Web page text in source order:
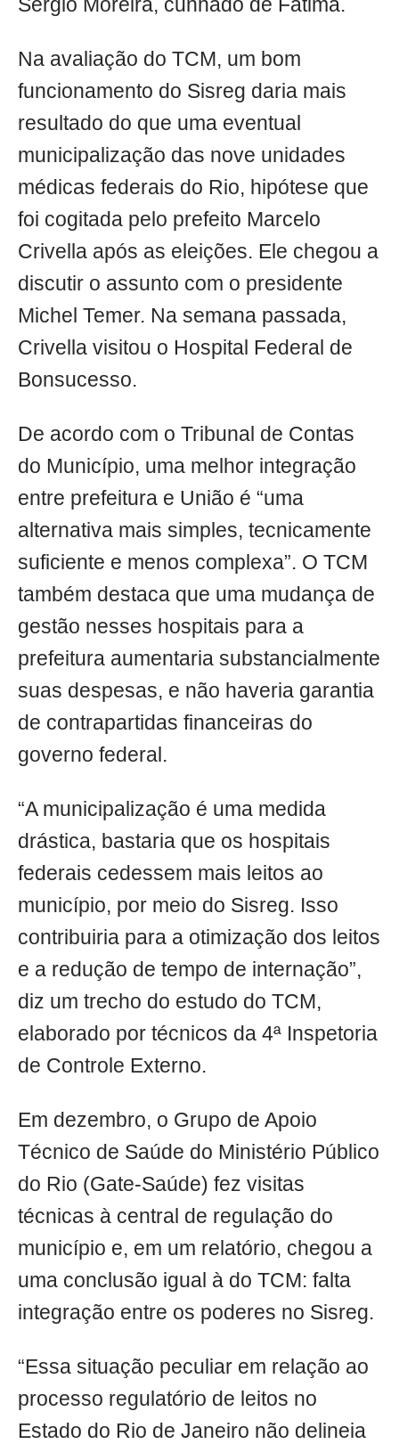
Sérgio Moreira, cunhado de Fátima.
Na avaliação do TCM, um bom
funcionamento do Sisreg daria mais
resultado do que uma eventual
municipalização das nove unidades
médicas federais do Rio, hipótese que
foi cogitada pelo prefeito Marcelo
Crivella após as eleições. Ele chegou a
discutir o assunto com o presidente
Michel Temer. Na semana passada,
Crivella visitou o Hospital Federal de
Bonsucesso.
De acordo com o Tribunal de Contas
do Município, uma melhor integração
entre prefeitura e União é “uma
alternativa mais simples, tecnicamente
suficiente e menos complexa”. O TCM
também destaca que uma mudança de
gestão nesses hospitais para a
prefeitura aumentaria substancialmente
suas despesas, e não haveria garantia
de contrapartidas financeiras do
governo federal.
“A municipalização é uma medida
drástica, bastaria que os hospitais
federais cedessem mais leitos ao
município, por meio do Sisreg. Isso
contribuiria para a otimização dos leitos
e a redução de tempo de internação”,
diz um trecho do estudo do TCM,
elaborado por técnicos da 4ª Inspetoria
de Controle Externo.
Em dezembro, o Grupo de Apoio
Técnico de Saúde do Ministério Público
do Rio (Gate-Saúde) fez visitas
técnicas à central de regulação do
município e, em um relatório, chegou a
uma conclusão igual à do TCM: falta
integração entre os poderes no Sisreg.
“Essa situação peculiar em relação ao
processo regulatório de leitos no
Estado do Rio de Janeiro não delineia